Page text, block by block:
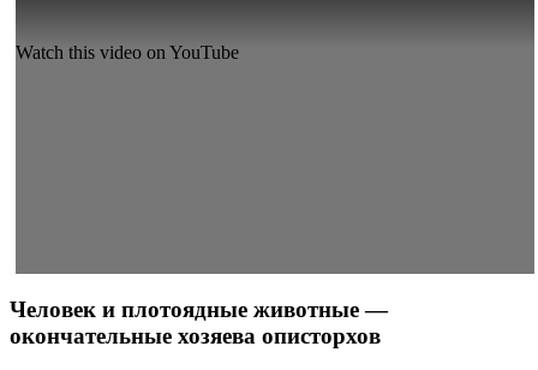
Watch this video on YouTube
Человек и плотоядные животные —
окончательные хозяева описторхов